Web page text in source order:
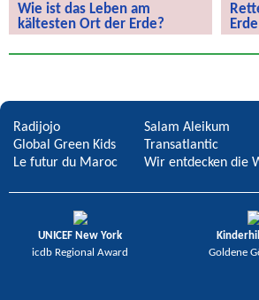
Wie ist das Leben am
kältesten Ort der Erde?
der Erde?
Radijojo
Global Green Kids
Le futur du Maroc
Salam Aleikum
Transatlantic
Wir entdecken die
UNICEF New York
icdb Regional Award
Goldene